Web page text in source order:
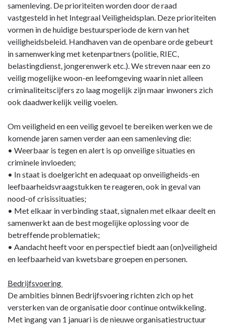
samenleving. De prioriteiten worden door de raad
vastgesteld in het Integraal Veiligheidsplan. Deze prioriteiten
vormen in de huidige bestuursperiode de kern van het
veiligheidsbeleid. Handhaven van de openbare orde gebeurt
in samenwerking met ketenpartners (politie, RIEC,
belastingdienst, jongerenwerk etc.). We streven naar een zo
veilig mogelijke woon-en leefomgeving waarin niet alleen
criminaliteitscijfers zo laag mogelijk zijn maar inwoners zich
ook daadwerkelijk veilig voelen.
Om veiligheid en een veilig gevoel te bereiken werken we de
komende jaren samen verder aan een samenleving die:
• Weerbaar is tegen en alert is op onveilige situaties en
criminele invloeden;
• In staat is doelgericht en adequaat op onveiligheids-en
leefbaarheidsvraagstukken te reageren, ook in geval van
nood-of crisissituaties;
• Met elkaar in verbinding staat, signalen met elkaar deelt en
samenwerkt aan de best mogelijke oplossing voor de
betreffende problematiek;
• Aandacht heeft voor en perspectief biedt aan (on)veiligheid
en leefbaarheid van kwetsbare groepen en personen.
Bedrijfsvoering
De ambities binnen Bedrijfsvoering richten zich op het
versterken van de organisatie door continue ontwikkeling.
Met ingang van 1 januari is de nieuwe organisatiestructuur